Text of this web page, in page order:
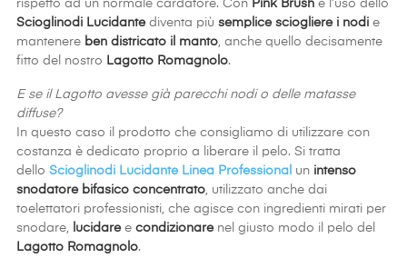
rispetto ad un normale cardatore. Con Pink Brush e l’uso dello
Scioglinodi Lucidantediventa più semplice sciogliere i nodi e
mantenere ben districato il manto , anche quello decisamente
fitto del nostro Lagotto Romagnolo.
E se il Lagotto avesse già parecchi nodi o delle matasse
diffuse?
In questo caso il prodotto che consigliamo di utilizzare con
costanza è dedicato proprio a liberare il pelo. Si tratta
dello Scioglinodi Lucidante Linea Professional un intenso
snodatore bifasico concentrato , utilizzato anche dai
toelettatori professionisti, che agisce con ingredienti mirati per
snodare,
lucidaree condizionarenel giusto modo il pelo del
Lagotto Romagnolo.